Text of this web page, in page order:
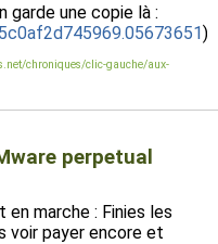
garde une copie là :
)
chroniques/clic-gauche/aux-
perpetual
marche : Finies les
voir payer encore et